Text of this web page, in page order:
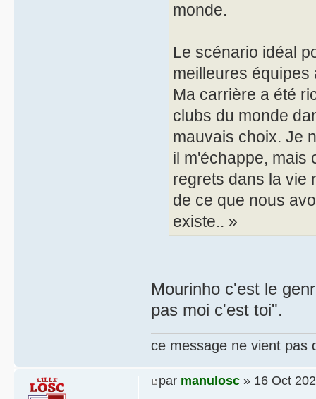
monde.
Le scénario idéal
meilleures équipes
Ma carrière a été
clubs du monde
mauvais choix. Je
il m'échappe, mais
regrets dans la vie
de ce que nous
existe.. »
Mourinho c'est le
pas moi c'est toi".
ce message ne vient pas
par manulosc » 16 Oct